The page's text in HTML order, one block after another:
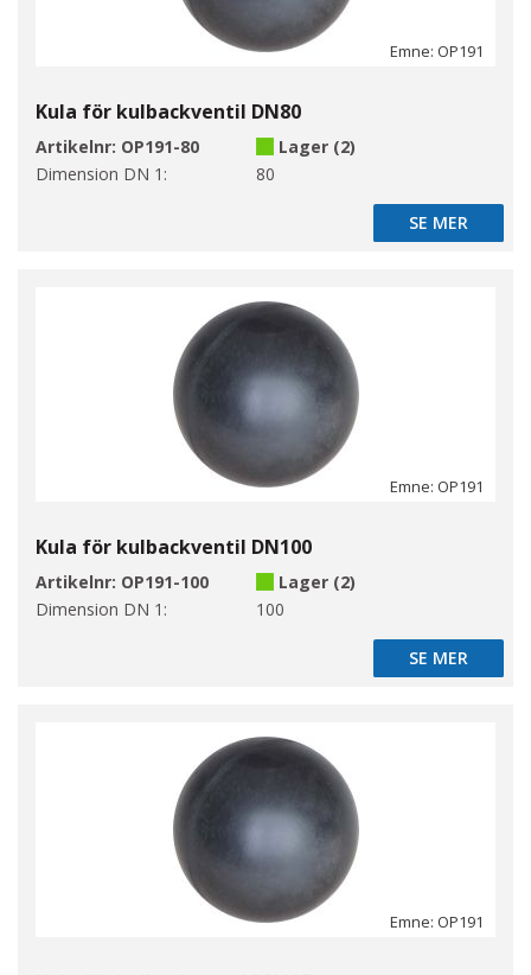
Emne: OP191
Kula för kulbackventil DN80
Artikelnr: OP191-80
Lager (2)
Dimension DN 1:
80
SE MER
SE MER
Emne: OP191
Kula för kulbackventil DN100
Artikelnr: OP191-100
Lager (2)
Dimension DN 1:
100
SE MER
SE MER
Emne: OP191